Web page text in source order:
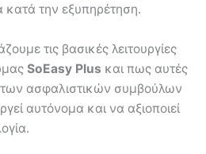
κατά την εξυπηρέτηση.
τις βασικές λειτουργίες
SoEasy Plus και πως αυτές
των ασφαλιστικών συμβούλων
αυτόνομα και να αξιοποιεί